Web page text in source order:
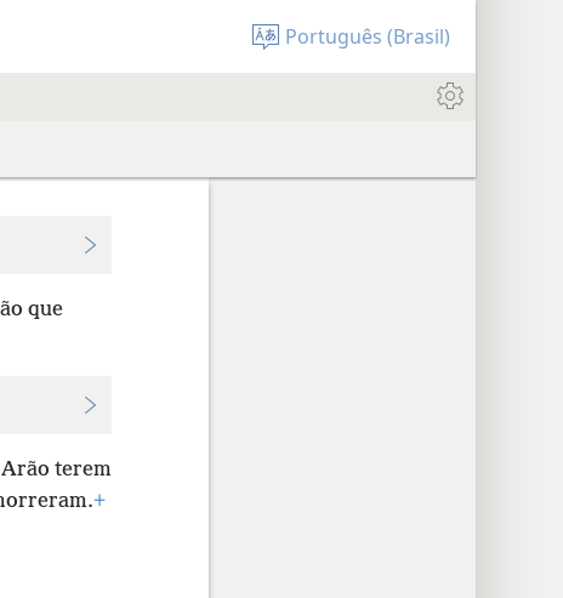
Português (Brasil)
que
Arão terem
+